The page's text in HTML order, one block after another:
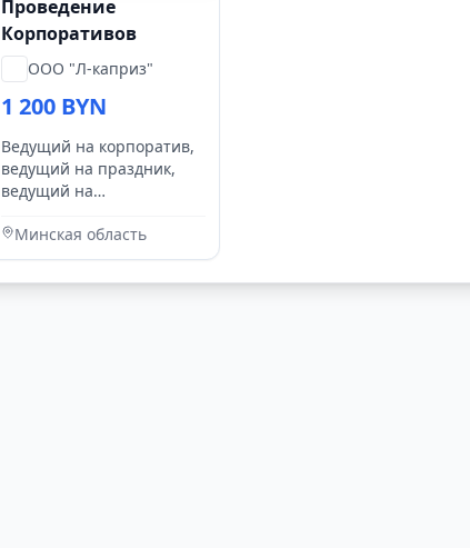
Проведение
Корпоративов
OOO "Л-каприз"
1 200 BYN
Ведущий на корпоратив,
ведущий на праздник,
ведущий на
на свадьбу, ведущий на
юбилей
Минская область